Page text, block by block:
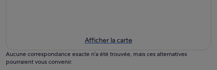
Afficher la carte
Aucune correspondance exacte n’a été trouvée, mais ces alternatives
pourraient vous convenir.